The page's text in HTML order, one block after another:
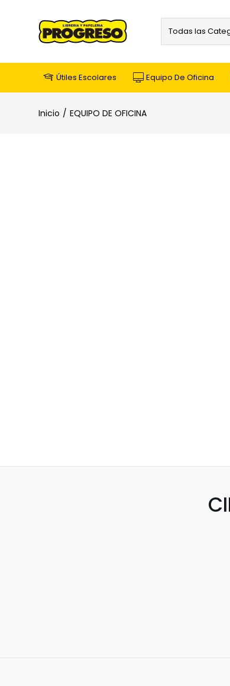
Todas las
Útiles Escolares Equipo De Oficina
Inicio EQUIPO DE OFICINA